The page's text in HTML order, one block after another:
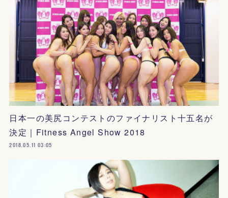
日本一の美尻コンテストのファイナリスト十五名が
決定｜Fitness Angel Show 2018
2018.05.11 03:05